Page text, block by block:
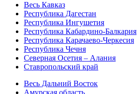
Весь Кавказ
Республика Дагестан
Республика Ингушетия
Республика Кабардино-Балкария
Республика Карачаево-Черкесия
Республика Чечня
Северная Осетия – Алания
Ставропольский край
Весь Дальний Восток
Амурская область